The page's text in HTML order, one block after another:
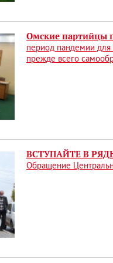
Омские партийцы
период пандемии для
прежде всего
ВСТУПАЙТЕ В
Обращение